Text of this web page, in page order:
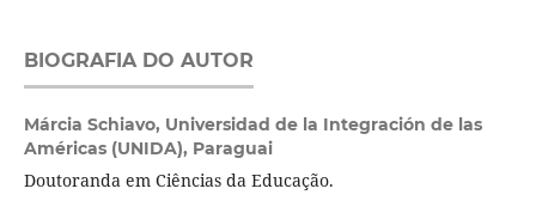
BIOGRAFIA DO AUTOR
Márcia Schiavo, Universidad de la Integración de las
Américas (UNIDA), Paraguai
Doutoranda em Ciências da Educação.